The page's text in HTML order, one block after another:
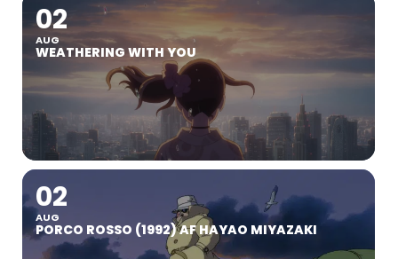
02
AUG
WEATHERING WITH YOU
02
AUG
PORCO ROSSO (1992) AF HAYAO MIYAZAKI